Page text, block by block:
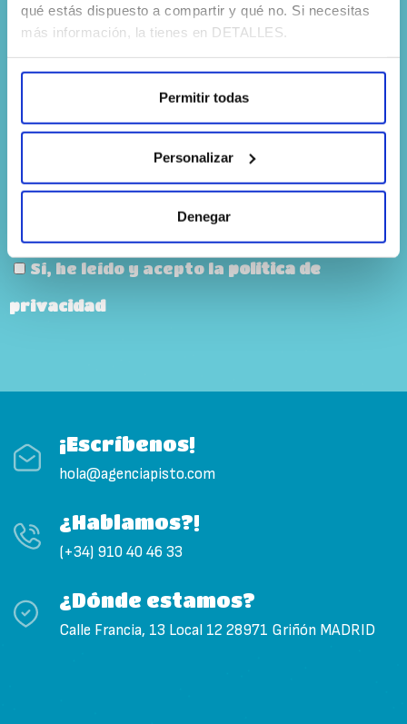
qué estás dispuesto a compartir y qué no. Si necesitas
más información, la tienes en DETALLES.
Permitir todas
Personalizar
Denegar
Recibe nuestro boletín PISTO
Sí, he leído y acepto la política de
privacidad
¡Escríbenos!
hola@agenciapisto.com
¿Hablamos?!
(+34) 910 40 46 33
¿Dónde estamos?
Calle Francia, 13 Local 12 28971 Griñón MADRID